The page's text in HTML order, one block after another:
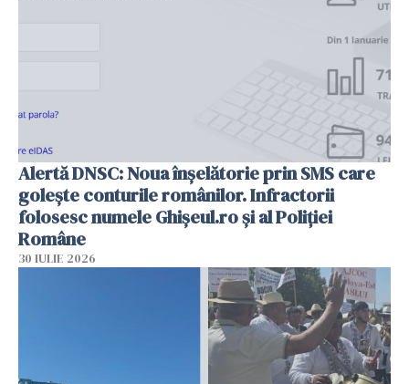
Alertă DNSC: Noua înșelătorie prin SMS care
golește conturile românilor. Infractorii
folosesc numele Ghișeul.ro și al Poliției
Române
30 IULIE 2026